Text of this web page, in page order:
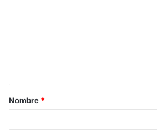
Nombre *